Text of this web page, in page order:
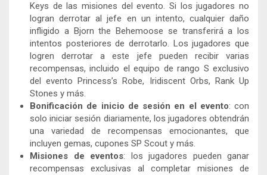
Keys de las misiones del evento. Si los jugadores no
logran derrotar al jefe en un intento, cualquier daño
infligido a Bjorn the Behemoose se transferirá a los
intentos posteriores de derrotarlo. Los jugadores que
logren derrotar a este jefe pueden recibir varias
recompensas, incluido el equipo de rango S exclusivo
del evento Princess’s Robe, Iridiscent Orbs, Rank Up
Stones y más.
Bonificación de inicio de sesión en el evento: con
solo iniciar sesión diariamente, los jugadores obtendrán
una variedad de recompensas emocionantes, que
incluyen gemas, cupones SP Scout y más.
Misiones de eventos: los jugadores pueden ganar
recompensas exclusivas al completar misiones de